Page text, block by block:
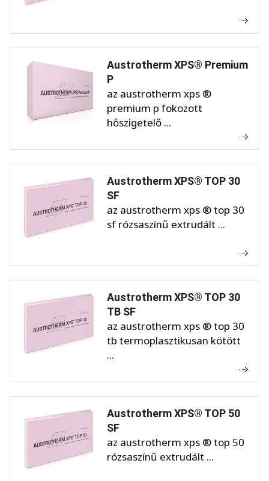
Austrotherm XPS® Premium
P
az austrotherm xps ®
premium p fokozott
hőszigetelő ...
Austrotherm XPS® TOP 30
SF
az austrotherm xps ® top 30
sf rózsaszínű extrudált ...
Austrotherm XPS® TOP 30
TB SF
az austrotherm xps ® top 30
tb termoplasztikusan kötött
...
Austrotherm XPS® TOP 50
SF
az austrotherm xps ® top 50
rózsaszínű extrudált ...